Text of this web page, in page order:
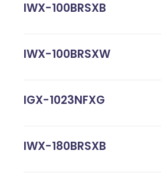
IWX-100BRSXB
IWX-100BRSXW
IGX-1023NFXG
IWX-180BRSXB